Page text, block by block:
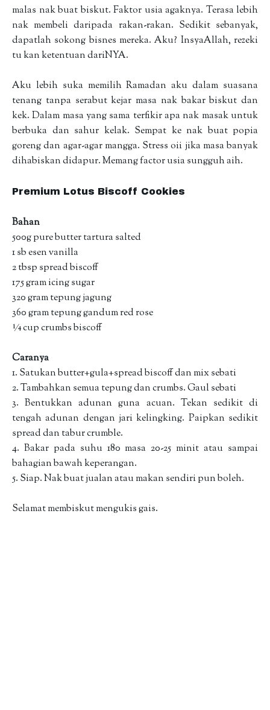
malas nak buat biskut. Faktor usia agaknya. Terasa lebih
nak membeli daripada rakan-rakan. Sedikit sebanyak,
dapatlah sokong bisnes mereka. Aku? InsyaAllah, rezeki
tu kan ketentuan dariNYA.
Aku lebih suka memilih Ramadan aku dalam suasana
tenang tanpa serabut kejar masa nak bakar biskut dan
kek. Dalam masa yang sama terfikir apa nak masak untuk
berbuka dan sahur kelak. Sempat ke nak buat popia
goreng dan agar-agar mangga. Stress oii jika masa banyak
dihabiskan didapur. Memang factor usia sungguh aih.
Premium Lotus Biscoff Cookies
Bahan
500g pure butter tartura salted
1 sb esen vanilla
2 tbsp spread biscoff
175 gram icing sugar
320 gram tepung jagung
360 gram tepung gandum red rose
¼ cup crumbs biscoff
Caranya
1. Satukan butter+gula+spread biscoff dan mix sebati
2. Tambahkan semua tepung dan crumbs. Gaul sebati
3. Bentukkan adunan guna acuan. Tekan sedikit di
tengah adunan dengan jari kelingking. Paipkan sedikit
spread dan tabur crumble.
4. Bakar pada suhu 180 masa 20-25 minit atau sampai
bahagian bawah keperangan.
5. Siap. Nak buat jualan atau makan sendiri pun boleh.
Selamat membiskut mengukis gais.